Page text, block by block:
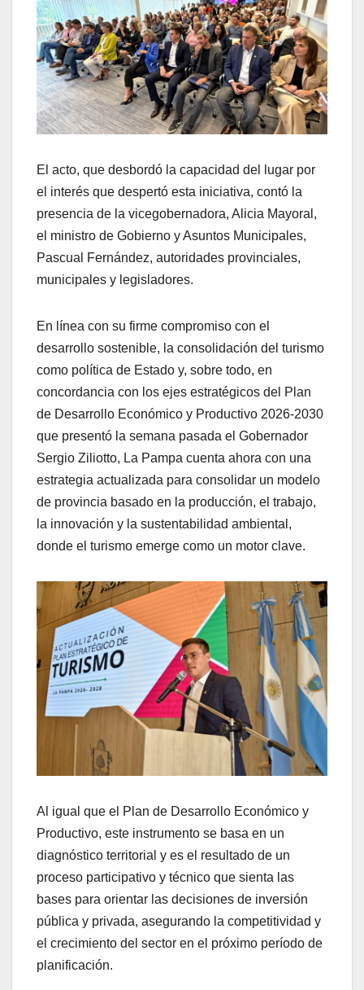
El acto, que desbordó la capacidad del lugar por
el interés que despertó esta iniciativa, contó la
presencia de la vicegobernadora, Alicia Mayoral,
el ministro de Gobierno y Asuntos Municipales,
Pascual Fernández, autoridades provinciales,
municipales y legisladores.
En línea con su firme compromiso con el
desarrollo sostenible, la consolidación del turismo
como política de Estado y, sobre todo, en
concordancia con los ejes estratégicos del Plan
de Desarrollo Económico y Productivo 2026-2030
que presentó la semana pasada el Gobernador
Sergio Ziliotto, La Pampa cuenta ahora con una
estrategia actualizada para consolidar un modelo
de provincia basado en la producción, el trabajo,
la innovación y la sustentabilidad ambiental,
donde el turismo emerge como un motor clave.
Al igual que el Plan de Desarrollo Económico y
Productivo, este instrumento se basa en un
diagnóstico territorial y es el resultado de un
proceso participativo y técnico que sienta las
bases para orientar las decisiones de inversión
pública y privada, asegurando la competitividad y
el crecimiento del sector en el próximo período de
planificación.